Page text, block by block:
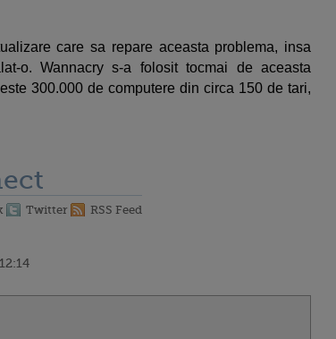
care sa repare aceasta problema, insa
o. Wannacry s-a folosit tocmai de aceasta
300.000 de computere din circa 150 de tari,
Twitter RSS Feed